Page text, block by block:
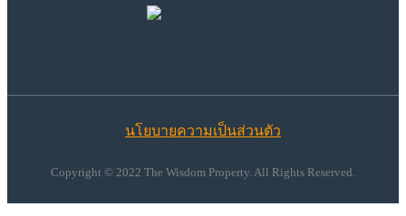
นโยบายความเป็นส่วนตัว
Copyright © 2022 The Wisdom Property. All Rights Reserved.